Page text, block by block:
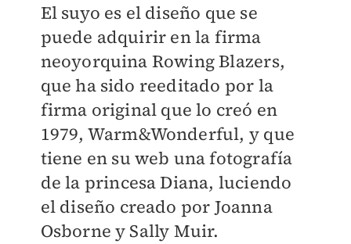
El suyo es el diseño que se
puede adquirir en la firma
neoyorquina Rowing Blazers,
que ha sido reeditado por la
firma original que lo creó en
1979, Warm&Wonderful, y que
tiene en su web una fotografía
de la princesa Diana, luciendo
el diseño creado por Joanna
Osborne y Sally Muir.